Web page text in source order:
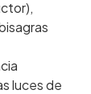
luces de